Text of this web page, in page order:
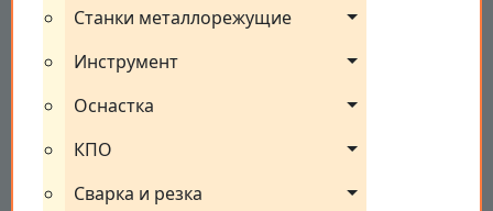
Станки металлорежущие
Инструмент
Оснастка
КПО
Сварка и резка